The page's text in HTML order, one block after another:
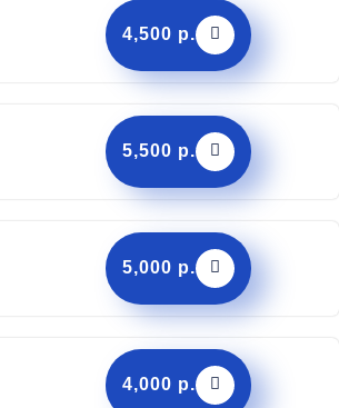
4,500 р.
5,500 р.
5,000 р.
4,000 р.